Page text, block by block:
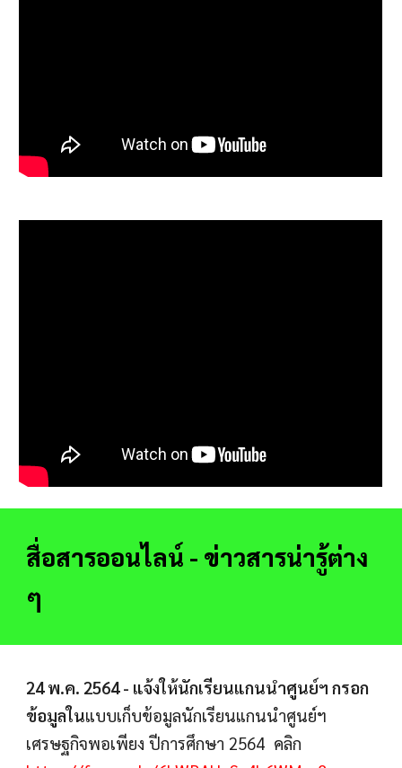
สื่อสารออนไลน์ - ข่าวสารน่ารู้ต่าง
ๆ
24 พ.ค. 2564 - แจ้งให้นักเรียนแกนนำศูนย์ฯ กรอก
ข้อมูลในแบบเก็บข้อมูลนักเรียนแกนนำศูนย์ฯ